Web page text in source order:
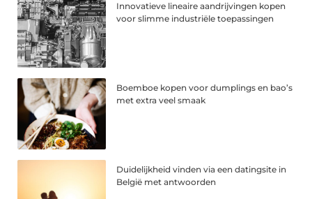
Innovatieve lineaire aandrijvingen kopen
voor slimme industriële toepassingen
Boemboe kopen voor dumplings en bao’s
met extra veel smaak
Duidelijkheid vinden via een datingsite in
België met antwoorden